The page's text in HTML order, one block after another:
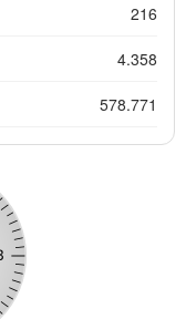
216
4.358
578.771